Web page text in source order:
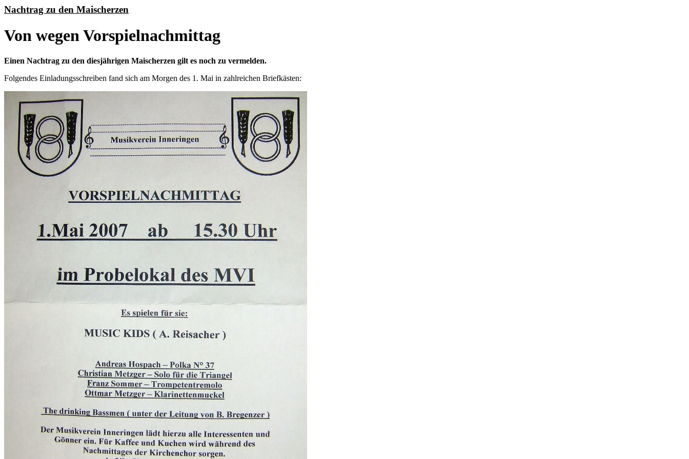
Nachtrag zu den Maischerzen
Von wegen Vorspielnachmittag
Einen Nachtrag zu den diesjährigen Maischerzen gilt es noch zu vermelden.
Folgendes Einladungsschreiben fand sich am Morgen des 1. Mai in zahlreichen Briefkästen: